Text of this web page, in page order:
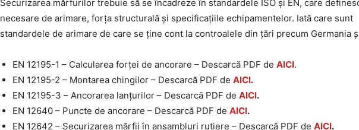
Securizarea mărfurilor trebuie să se încadreze în standardele ISO și EN, care
necesare de arimare, forța structurală și specificațiile echipamentelor. Iată care sunt
standardele de arimare de care se ține cont la controalele din țări precum Germania
EN 12195-1 – Calcularea forței de ancorare – Descarcă PDF de AICI.
EN 12195-2 – Montarea chingilor – Descarcă PDF de AICI.
EN 12195-3 – Ancorarea lanțurilor – Descarcă PDF de AICI.
EN 12640 – Puncte de ancorare – Descarcă PDF de AICI.
EN 12642 – Securizarea mărfii în ansambluri rutiere – Descarcă PDF de AICI.